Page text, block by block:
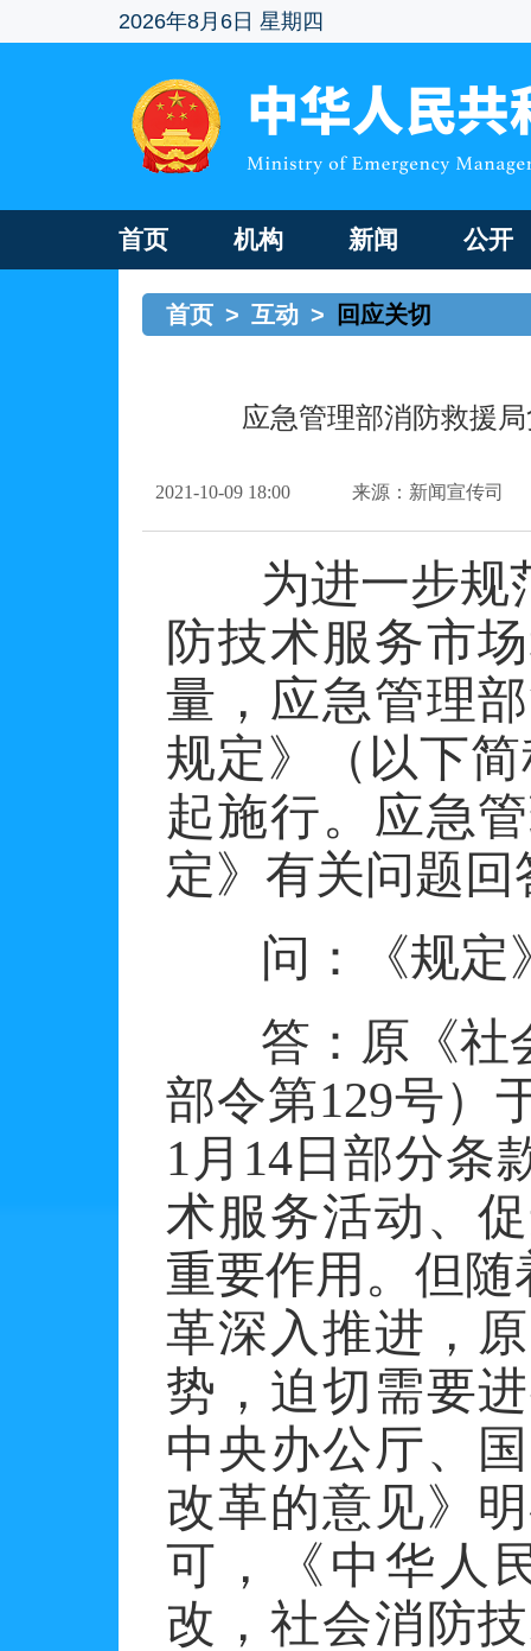
2026年8月6日 星期四
首页 机构 新闻 公开
首页 > 互动 > 回应关切
应急管理部消防救援
2021-10-09 18:00 来源：新闻宣传司
为进一步规
防技术服务市
量，应急管理
规定》（以下
起施行。应急
定》有关问题
问：《规定
答： 原《社
部令第129号）
1 月 14日部分条
术服务活动、
重要作用。但
革深入推进，
势，迫切需要
中央办公厅、
改革的意见》
可，《中华人
改，社会消防